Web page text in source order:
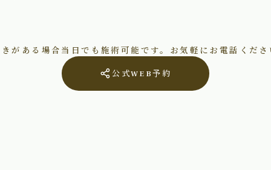
がある場合当日でも施術可能です。お気軽にお電話くださ
公式WEB予約